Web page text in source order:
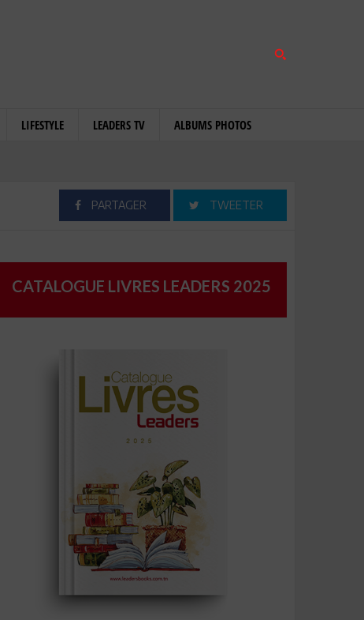
LIFESTYLE LEADERS TV ALBUMS PHOTOS
PARTAGER TWEETER
CATALOGUE LIVRES LEADERS 2025